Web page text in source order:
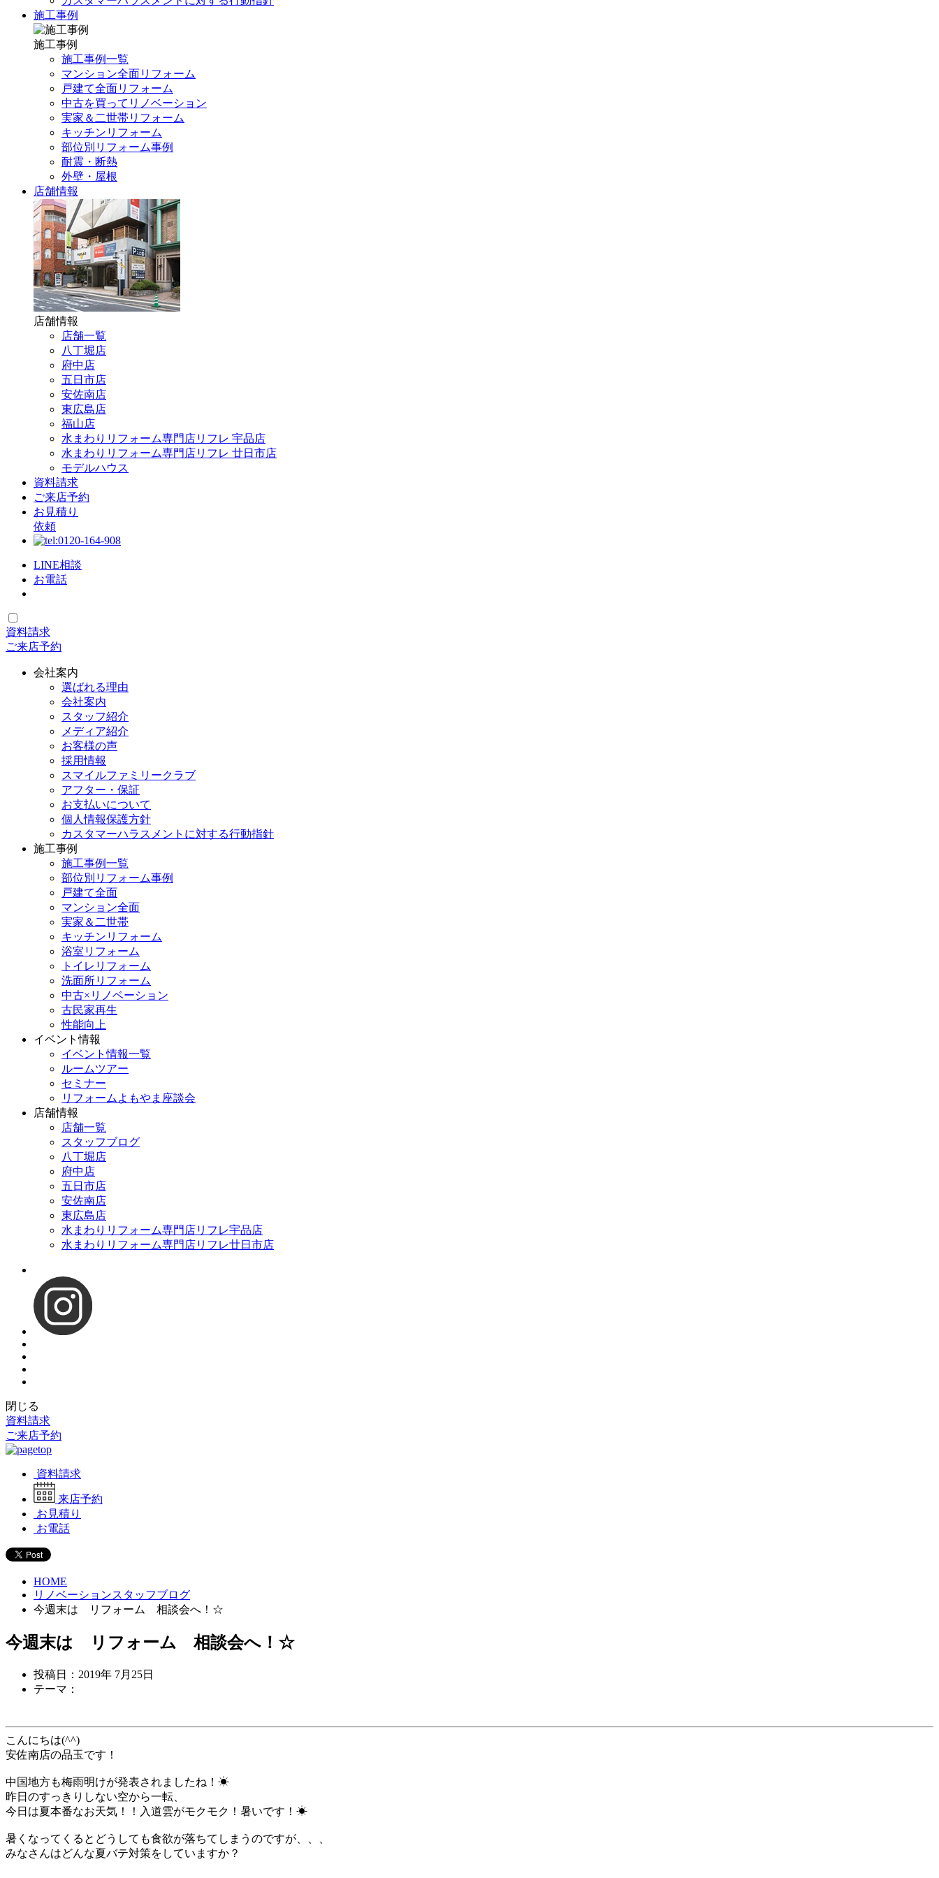
施工事例
施工事例
施工事例一覧
マンション全面リフォーム
戸建て全面リフォーム
中古を買ってリノベーション
実家＆二世帯リフォーム
キッチンリフォーム
部位別リフォーム事例
耐震・断熱
外壁・屋根
店舗情報
店舗情報
店舗一覧
八丁堀店
府中店
五日市店
安佐南店
東広島店
福山店
水まわりリフォーム専門店リフレ 宇品店
水まわりリフォーム専門店リフレ 廿日市店
モデルハウス
資料請求
ご来店予約
お見積り
依頼
LINE相談
お電話
資料請求
ご来店予約
会社案内
選ばれる理由
会社案内
スタッフ紹介
メディア紹介
お客様の声
採用情報
スマイルファミリークラブ
アフター・保証
お支払いについて
個人情報保護方針
カスタマーハラスメントに対する行動指針
施工事例
施工事例一覧
部位別リフォーム事例
戸建て全面
マンション全面
実家＆二世帯
キッチンリフォーム
浴室リフォーム
トイレリフォーム
洗面所リフォーム
中古×リノベーション
古民家再生
性能向上
イベント情報
イベント情報一覧
ルームツアー
セミナー
リフォームよもやま座談会
店舗情報
店舗一覧
スタッフブログ
八丁堀店
府中店
五日市店
安佐南店
東広島店
水まわりリフォーム専門店リフレ宇品店
水まわりリフォーム専門店リフレ廿日市店
閉じる
資料請求
ご来店予約
資料請求
来店予約
お見積り
お電話
HOME
リノベーションスタッフブログ
今週末は リフォーム 相談会へ！☆
今週末は リフォーム 相談会へ！☆
投稿日：2019年 7月25日
テーマ：
こんにちは(^^)
安佐南店の品玉です！
中国地方も梅雨明けが発表されましたね！☀
昨日のすっきりしない空から一転、
今日は夏本番なお天気！！入道雲がモクモク！暑いです！☀
暑くなってくるとどうしても食欲が落ちてしまうのですが、、、
みなさんはどんな夏バテ対策をしていますか？